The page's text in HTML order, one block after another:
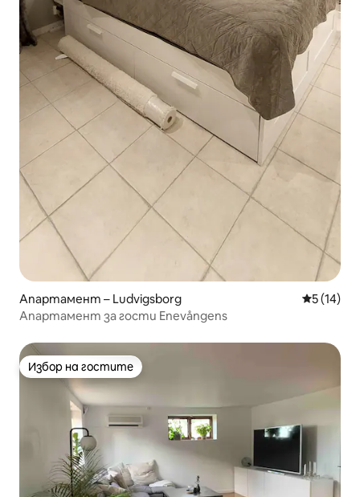
Апартамент – Ludvigsborg Средна
5 (14)
Апартамент за гости Enevångens
Избор на гостите
Избор на гостите